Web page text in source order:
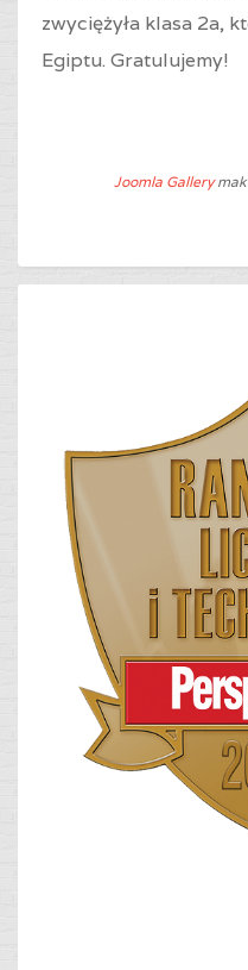
zwyciężyła klasa 2a,
Egiptu. Gratulujemy!
Joomla Gallery